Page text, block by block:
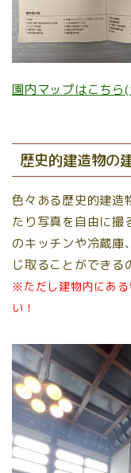
園内マップはこちら
歴史的建造物の
色々ある歴史的建造
たり写真を自由に撮
のキッチンや冷蔵庫
じ取ることができる
※ただし建物内にある
い！